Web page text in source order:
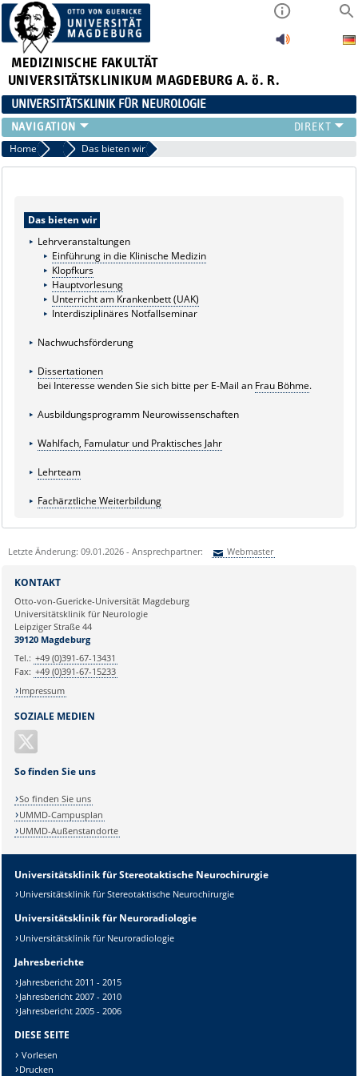
MEDIZINISCHE FAKULTÄT
UNIVERSITÄTSKLINIKUM MAGDEBURG A. ö. R.
UNIVERSITÄTSKLINIK FÜR NEUROLOGIE
TEAM
SCHWERPUNKTE
FORSCHUNG
LEHRE UND AUSBILDUNG
BEWERBER
NEUVANET SAN
Home Lehre und Ausbildung
Das bieten wir
Das bieten wir
Lehrveranstaltungen
Einführung in die Klinische Medizin
Klopfkurs
Hauptvorlesung
Unterricht am Krankenbett (UAK)
Interdisziplinäres Notfallseminar
Nachwuchsförderung
Dissertationen
bei Interesse wenden Sie sich bitte per E-Mail an Frau Böhme.
Ausbildungsprogramm Neurowissenschaften
Wahlfach, Famulatur und Praktisches Jahr
Lehrteam
Fachärztliche Weiterbildung
Letzte Änderung: 09.01.2026 - Ansprechpartner: Webmaster
Ihre E-Mailadresse:
Ihr Anliegen:
Sicherheitsabfrage:
Lösung:
SOZIALE MEDIEN
KONTAKT
Otto-von-Guericke-Universität Magdeburg
Universitätsklinik für Neurologie
Leipziger Straße 44
39120 Magdeburg
Tel.: +49 (0)391-67-13431
Fax: +49 (0)391-67-15233
Impressum
So finden Sie uns
So finden Sie uns
UMMD-Campusplan
UMMD-Außenstandorte
Universitätsklinik für Stereotaktische Neurochirurgie
Universitätsklinik für Stereotaktische Neurochirurgie
Universitätsklinik für Neuroradiologie
Universitätsklinik für Neuroradiologie
Jahresberichte
Jahresbericht 2011 - 2015
Jahresbericht 2007 - 2010
Jahresbericht 2005 - 2006
DIESE SEITE
Vorlesen
Drucken